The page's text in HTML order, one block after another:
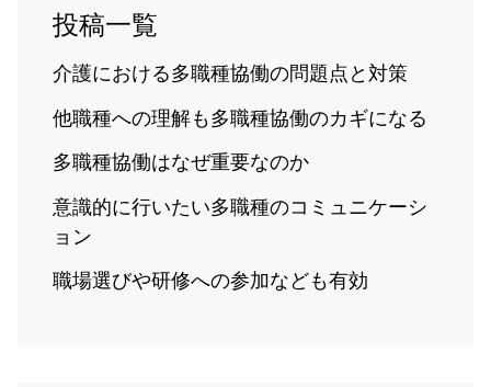
投稿一覧
介護における多職種協働の問題点と対策
他職種への理解も多職種協働のカギになる
多職種協働はなぜ重要なのか
意識的に行いたい多職種のコミュニケーシ
ョン
職場選びや研修への参加なども有効